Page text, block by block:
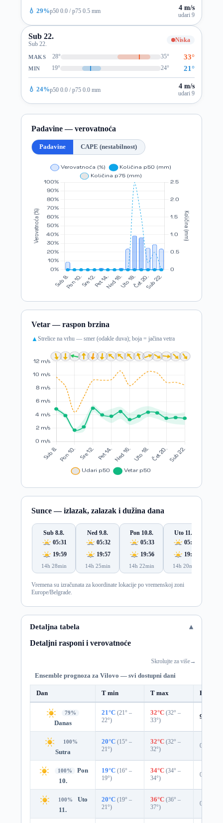
💧 29%p50 0.0 / p75 0.5 mm 4 m/s
udari 9
Sub 22.
Sub 22.
Niska
MAKS 28° 35° 33°
MIN 19° 24° 21°
💧 24%p50 0.0 / p75 0.0 mm 4 m/s
udari 9
Padavine — verovatnoća
Padavine CAPE (nestabilnost)
Vetar — raspon brzina
▲ Strelice na vrhu — smer (odakle duva); boja = jačina vetra
Sunce — izlazak, zalazak i dužina dana
Sub 8.8.
05:31
19:59
14h 28min
Ned 9.8.
05:32
19:57
14h 25min
Pon 10.8.
05:33
19:56
14h 22min
Uto 11.8.
05:34
19:54
14h 20min
Vremena su izračunata za koordinate lokacije po vremenskoj zoni
Europe/Belgrade.
Detaljna tabela
Detaljni rasponi i verovatnoće
Skrolujte za više→
Ensemble prognoza za Vilovo — svi dostupni dani
Dan T min T max
79%
Danas
21°C (21° –
22°)
32°C (32° –
33°)
9%
100%
Sutra
20°C (15° –
21°)
32°C (32° –
32°)
0%
100%
Pon
10.
19°C (16° –
19°)
34°C (34° –
34°)
0%
100%
Uto
11.
20°C (19° –
21°)
36°C (36° –
37°)
0%